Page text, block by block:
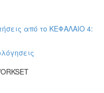
από το ΚΕΦΑΛΑΙΟ 4: